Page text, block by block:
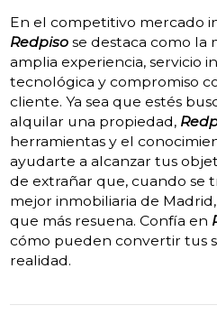
En el competitivo mercado
Redpisose destaca como la
amplia experiencia, servicio
tecnológica y compromiso
cliente. Ya sea que estés
alquilar una propiedad,
herramientas y el
ayudarte a alcanzar tus
de extrañar que, cuando se
mejor inmobiliaria de Madrid,
que más resuena. Confía en
cómo pueden convertir tus
realidad.